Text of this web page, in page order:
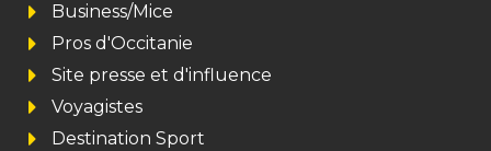
Business/Mice
Pros d'Occitanie
Site presse et d'influence
Voyagistes
Destination Sport